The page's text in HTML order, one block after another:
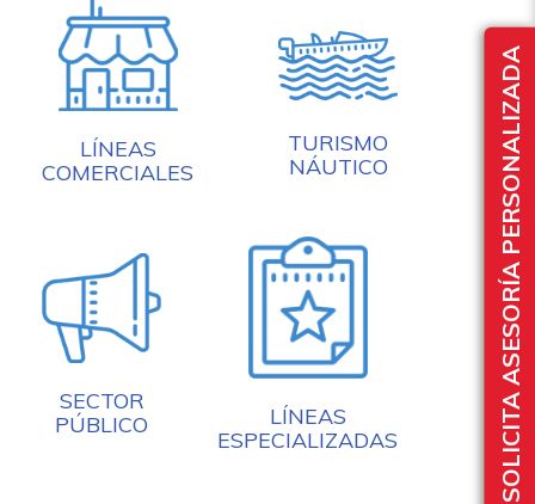
SOLICITA ASESORÍA PERSONALIZADA
LÍNEAS
COMERCIALES
TURISMO
NÁUTICO
SECTOR
PÚBLICO
LÍNEAS
ESPECIALIZADAS